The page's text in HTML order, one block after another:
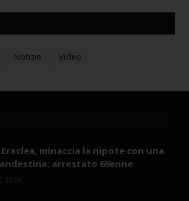
Notizie Video
minaccia la nipote con una
arrestato 69enne
2026